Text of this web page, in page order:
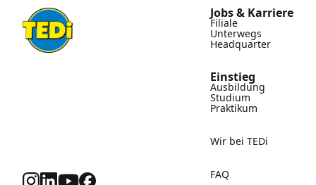
Jobs & Karriere
Filiale
Unterwegs
Headquarter
Einstieg
Ausbildung
Studium
Praktikum
Wir bei TEDi
FAQ